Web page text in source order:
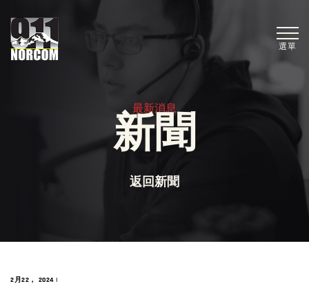
選單
最新消息
新聞
返回新聞
2月22， 2024 |